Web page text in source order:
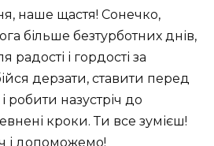
наше щастя! Сонечко,
більше безтурботних днів,
радості і гордості за
дерзати, ставити перед
робити назустріч до
кроки. Ти все зумієш!
і допоможемо!